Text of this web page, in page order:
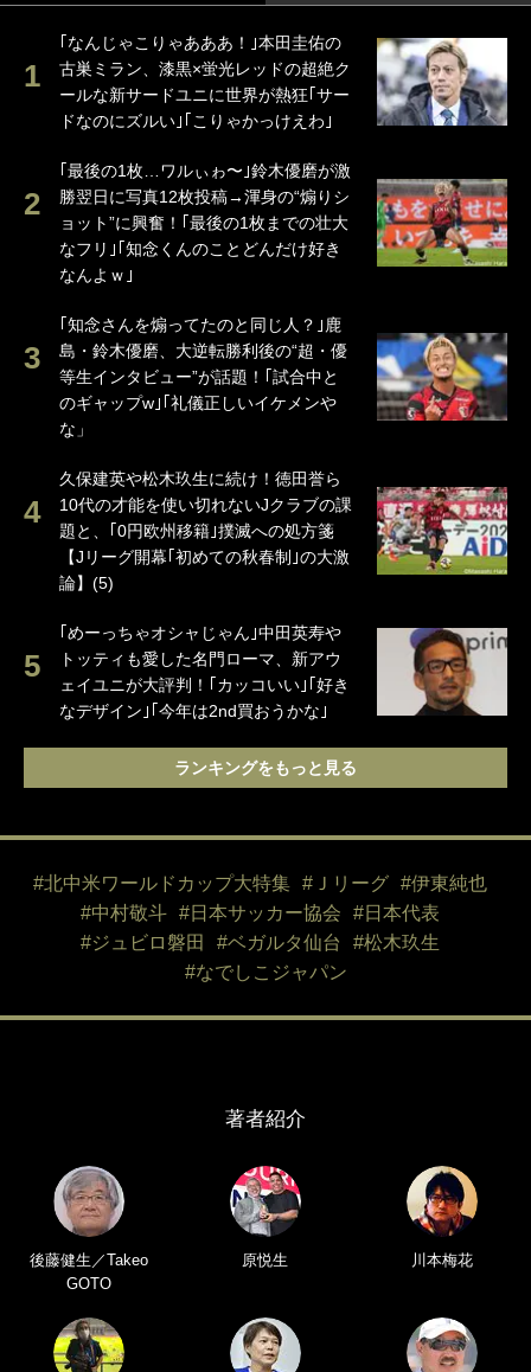
｢なんじゃこりゃあああ！｣本田圭佑の
古巣ミラン、漆黒×蛍光レッドの超絶ク
ールな新サードユニに世界が熱狂｢サー
ドなのにズルい｣｢こりゃかっけえわ｣
｢最後の1枚…ワルぃゎ〜｣鈴木優磨が激
勝翌日に写真12枚投稿→渾身の“煽りシ
ョット”に興奮！｢最後の1枚までの壮大
なフリ｣｢知念くんのことどんだけ好き
なんよｗ｣
｢知念さんを煽ってたのと同じ人？｣鹿
島・鈴木優磨、大逆転勝利後の“超・優
等生インタビュー”が話題！｢試合中と
のギャップw｣｢礼儀正しいイケメンや
な」
久保建英や松木玖生に続け！徳田誉ら
10代の才能を使い切れないJクラブの課
題と、｢0円欧州移籍｣撲滅への処方箋
【Jリーグ開幕｢初めての秋春制｣の大激
論】(5)
｢めーっちゃオシャじゃん｣中田英寿や
トッティも愛した名門ローマ、新アウ
ェイユニが大評判！｢カッコいい｣｢好き
なデザイン｣｢今年は2nd買おうかな｣
ランキングをもっと見る
#北中米ワールドカップ大特集 #Ｊリーグ
#伊東純也
#中村敬斗
#日本サッカー協会
#日本代表
#ジュビロ磐田
#ベガルタ仙台
#松木玖生
#なでしこジャパン
著者紹介
後藤健生／Takeo
GOTO
原悦生 川本梅花